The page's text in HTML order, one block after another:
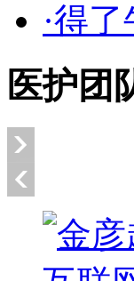
·得
医护团